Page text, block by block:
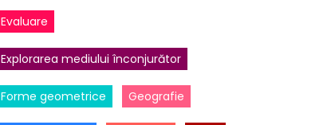
Evaluare
Explorarea mediului înconjurător
Forme geometrice Geografie